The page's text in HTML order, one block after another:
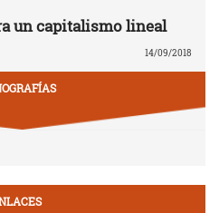
un capitalismo lineal
14/09/2018